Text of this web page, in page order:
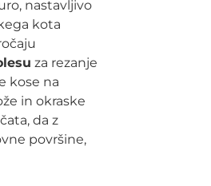
nastavljivo
kota
za rezanje
kose na
in okraske
da z
površine,